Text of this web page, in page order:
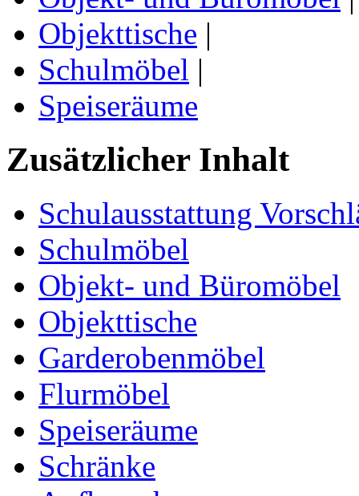
Objekttische |
Schulmöbel |
Speiseräume
Zusätzlicher Inhalt
Schulausstattung
Schulmöbel
Objekt- und Büromöbel
Objekttische
Garderobenmöbel
Flurmöbel
Speiseräume
Schränke